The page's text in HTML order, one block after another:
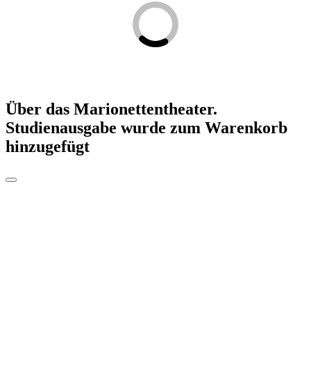
Über das Marionettentheater.
Studienausgabe wurde zum Warenkorb
hinzugefügt